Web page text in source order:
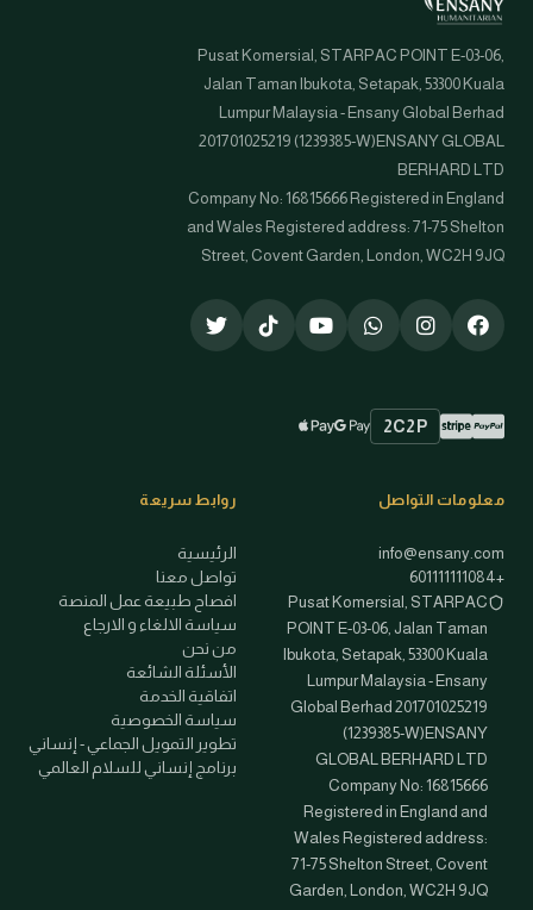
Pusat Komersial, STARPAC POINT E-03-06,
Jalan Taman Ibukota, Setapak, 53300 Kuala
Lumpur Malaysia - Ensany Global Berhad
201701025219 (1239385-W)ENSANY GLOBAL
BERHARD LTD
Company No: 16815666 Registered in England
and Wales Registered address: 71-75 Shelton
Street, Covent Garden, London, WC2H 9JQ
طرق الدفع المتاحة
PayPal
Stripe
2C2P
Google Pay
Apple Pay
معلومات التواصل
info@ensany.com
+601111111084
Pusat Komersial, STARPAC
POINT E-03-06, Jalan Taman
Ibukota, Setapak, 53300 Kuala
Lumpur Malaysia - Ensany
Global Berhad 201701025219
(1239385-W)ENSANY
GLOBAL BERHARD LTD
Company No: 16815666
Registered in England and
Wales Registered address:
71-75 Shelton Street, Covent
Garden, London, WC2H 9JQ
روابط سريعة
الرئيسية
تواصل معنا
افصاح طبيعة عمل المنصة
سياسة الالغاء و الارجاع
من نحن
الأسئلة الشائعة
اتفاقية الخدمة
سياسة الخصوصية
تطوير التمويل الجماعي - إنساني
برنامج إنساني للسلام العالمي